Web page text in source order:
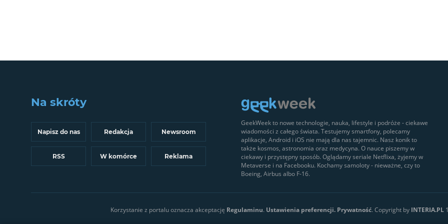
Na skróty
Napisz do nas Redakcja Newsroom
RSS W komórce Reklama
GeekWeek to nowe technologie, nauka, lifestyle i podróże - ciekawe
wiadomości z całego świata. Testujemy smartfony, polecamy
aplikacje, Android i iOS nie mają dla nas tajemnic. Nasz konik to
także kosmos, astronomia oraz medycyna. O nauce piszemy w
ciekawy i przystępny sposób. Oglądamy seriale Netflixa, żyjemy w
Metaverse i na Facebooku. Kochamy samoloty - nieważne, czy to
Boeing, Airbus albo F-16.
Korzystanie z portalu oznacza akceptację Regulaminu. Ustawienia preferencji. Prywatność. Copyright by INTERIA.PL